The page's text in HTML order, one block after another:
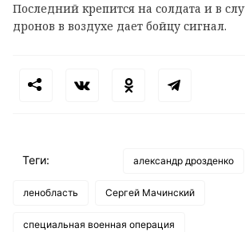
Последний крепится на солдата и в
дронов в воздухе дает бойцу сигнал.
Теги: александр дрозденко
ленобласть Сергей Мачинский
специальная военная операция